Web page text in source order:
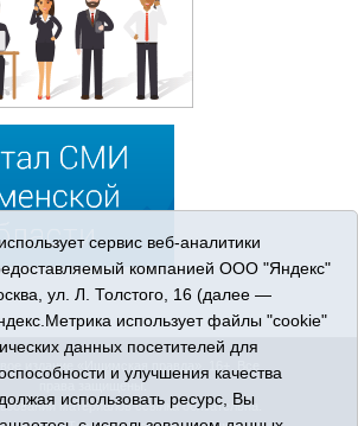
издание «Ишимская правда». 16+. Все
права защищены.
материалов ссылка обязательна.
сервис веб-аналитики
компанией ООО "Яндекс"
ул. Л. Толстого, 16 (далее —
использует файлы "cookie"
данных посетителей для
и улучшения качества
использовать ресурс, Вы